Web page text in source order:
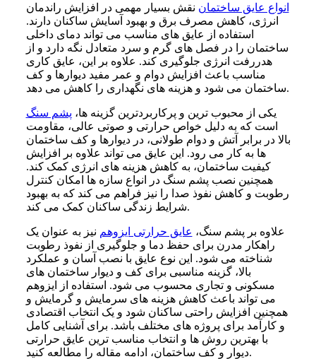
انواع عایق ساختمان نقش بسیار مهمی در افزایش راندمان
انرژی، کاهش مصرف برق و بهبود آسایش ساکنان دارند.
استفاده از عایق‌ های مناسب می‌ تواند دمای داخلی
ساختمان را در فصل‌ های گرم و سرد متعادل نگه دارد و از
هدررفت انرژی جلوگیری کند. علاوه بر این، عایق‌ کاری
مناسب باعث افزایش دوام و عمر مفید دیوارها و کف
ساختمان می‌ شود و هزینه‌ های نگهداری را کاهش می‌ دهد.
یکی از محبوب‌ ترین و پرکاربردترین گزینه‌ ها، پشم سنگ
است که به دلیل خواص حرارتی و صوتی عالی، مقاومت
بالا در برابر آتش و دوام طولانی، در دیوارها و کف ساختمان‌
ها به کار می‌ رود. این عایق می‌ تواند علاوه بر افزایش
کیفیت ساختمان، به کاهش هزینه‌ های انرژی کمک کند.
همچنین نصب پشم سنگ در انواع سازه‌ ها امکان کنترل
رطوبت و کاهش نفوذ صدا را نیز فراهم می‌ کند که به بهبود
شرایط زندگی ساکنان کمک می‌ کند.
علاوه بر پشم سنگ، عایق حرارتی ایزوهم نیز به عنوان یک
راهکار مدرن برای حفظ دما و جلوگیری از نفوذ رطوبت
شناخته می‌ شود. این نوع عایق با نصب آسان و عملکرد
بالا، گزینه مناسبی برای کف و دیوار ساختمان‌ های
مسکونی و تجاری محسوب می‌ شود. استفاده از ایزوهم
می‌ تواند باعث کاهش هزینه‌ های سرمایش و گرمایش و
همچنین افزایش راحتی ساکنان شود و یک انتخاب اقتصادی
و کارآمد برای پروژه‌ های مختلف باشد. برای آشنایی کامل
با بهترین روش‌ ها و انتخاب مناسب‌ ترین عایق حرارتی
دیوار و کف ساختمان، ادامه مقاله را مطالعه کنید.